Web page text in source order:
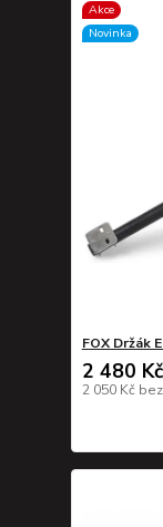
Akce
Novinka
FOX Držák
2 480 Kč
2 050 Kč